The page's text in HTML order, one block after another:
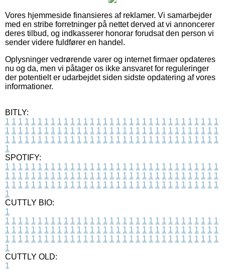
Vores hjemmeside finansieres af reklamer. Vi samarbejder
med en stribe forretninger på nettet derved at vi annoncerer
deres tilbud, og indkasserer honorar forudsat den person vi
sender videre fuldfører en handel.
Oplysninger vedrørende varer og internet firmaer opdateres
nu og da, men vi påtager os ikke ansvaret for reguleringer
der potentielt er udarbejdet siden sidste opdatering af vores
informationer.
BITLY:
1 1 1 1 1 1 1 1 1 1 1 1 1 1 1 1 1 1 1 1 1 1 1 1 1 1 1 1 1 1 1 1 1
1 1 1 1 1 1 1 1 1 1 1 1 1 1 1 1 1 1 1 1 1 1 1 1 1 1 1 1 1 1 1 1 1
1 1 1 1 1 1 1 1 1 1 1 1 1 1 1 1 1 1 1 1 1 1 1 1 1 1 1 1 1 1 1 1 1
1
SPOTIFY:
1 1 1 1 1 1 1 1 1 1 1 1 1 1 1 1 1 1 1 1 1 1 1 1 1 1 1 1 1 1 1 1 1
1 1 1 1 1 1 1 1 1 1 1 1 1 1 1 1 1 1 1 1 1 1 1 1 1 1 1 1 1 1 1 1 1
1 1 1 1 1 1 1 1 1 1 1 1 1 1 1 1 1 1 1 1 1 1 1 1 1 1 1 1 1 1 1 1 1
1
CUTTLY BIO:
1
1 1 1 1 1 1 1 1 1 1 1 1 1 1 1 1 1 1 1 1 1 1 1 1 1 1 1 1 1 1 1 1 1
1 1 1 1 1 1 1 1 1 1 1 1 1 1 1 1 1 1 1 1 1 1 1 1 1 1 1 1 1 1 1 1 1
1 1 1 1 1 1 1 1 1 1 1 1 1 1 1 1 1 1 1 1 1 1 1 1 1 1 1 1 1 1 1 1 1
1
CUTTLY OLD:
1